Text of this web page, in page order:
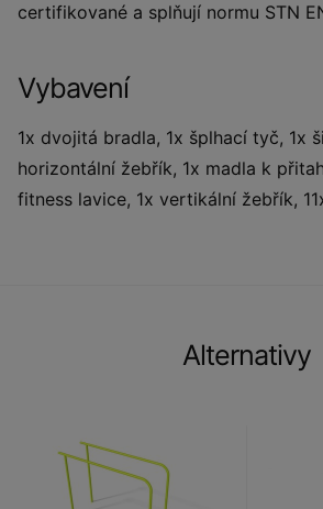
certifikované a splňují normu STN
Vybavení
1x dvojitá bradla, 1x šplhací tyč, 1x
horizontální žebřík, 1x madla k
fitness lavice, 1x vertikální žebřík,
Alternativy